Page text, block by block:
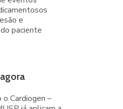
e
paciente
Cardiogen –